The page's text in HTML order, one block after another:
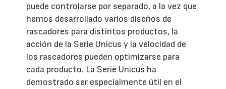
puede controlarse por separado, a la vez que
hemos desarrollado varios diseños de
rascadores para distintos productos, la
acción de la Serie Unicus y la velocidad de
los rascadores pueden optimizarse para
cada producto. La Serie Unicus ha
demostrado ser especialmente útil en el